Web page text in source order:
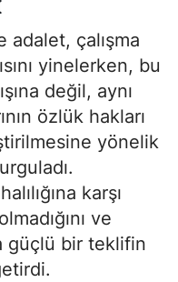
adalet, çalışma
yinelerken, bu
değil, aynı
özlük hakları
yönelik
karşı
ve
güçlü bir teklifin